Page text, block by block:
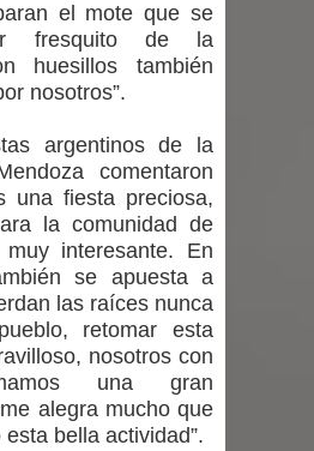
en gasto por viajes y
con $133 millones
desde la cárcel de Talca
el mote que se
fresquito de la
huesillos también
nosotros”.
argentinos de la
comentaron
una fiesta preciosa,
la comunidad de
interesante. En
se apuesta a
las raíces nunca
retomar esta
nosotros con
una gran
alegra mucho que
bella actividad”.